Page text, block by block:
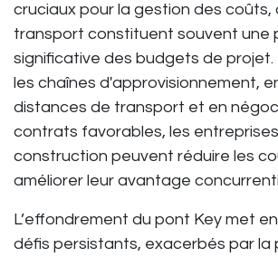
cruciaux pour la gestion des coûts,
transport constituent souvent une
significative des budgets de projet.
les chaînes d'approvisionnement,
distances de transport et en
contrats favorables, les
construction peuvent réduire les
améliorer leur avantage
L’effondrement du pont Key met
défis persistants, exacerbés par la